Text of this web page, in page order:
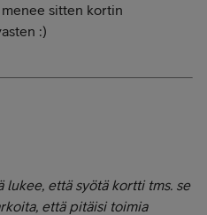
sitten kortin
:)
lukee, että syötä kortti tms. se
että pitäisi toimia